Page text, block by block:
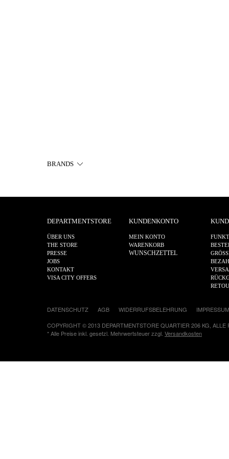
BRANDS
DEPARTMENTSTORE
ÜBER UNS
THE STORE
PRESSE
JOBS
KONTAKT
VISA CITY OFFERS
KUNDENKONTO
MEIN KONTO
WARENKORB
WUNSCHZETTEL
DATENSCHUTZ AGB WIDERRUFSBELEHRUNG
IMPRESSUM
COPYRIGHT © 2013 DEPARTMENTSTORE QUARTIER 206 KG, ALLE
* Alle Preise inkl. gesetzl. Mehrwertsteuer zzgl. Versandkosten